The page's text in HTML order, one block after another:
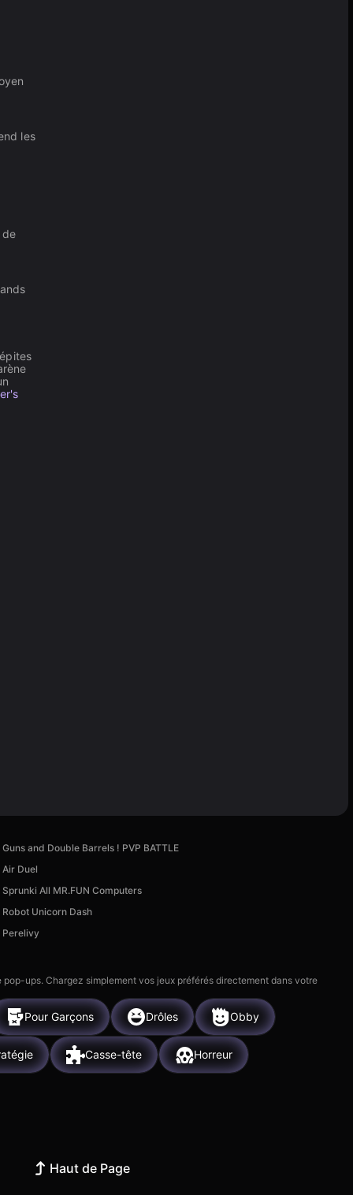
les
de
Guns and Double Barrels ! PVP BATTLE
Air Duel
Sprunki All MR.FUN Computers
Robot Unicorn Dash
Perelivy
ups. Chargez simplement vos jeux préférés directement dans votre
Pour Garçons Drôles Obby
Casse-tête Horreur
Haut de Page